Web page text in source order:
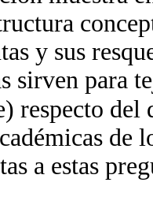
y sus
sirven para
respecto
de
a estas